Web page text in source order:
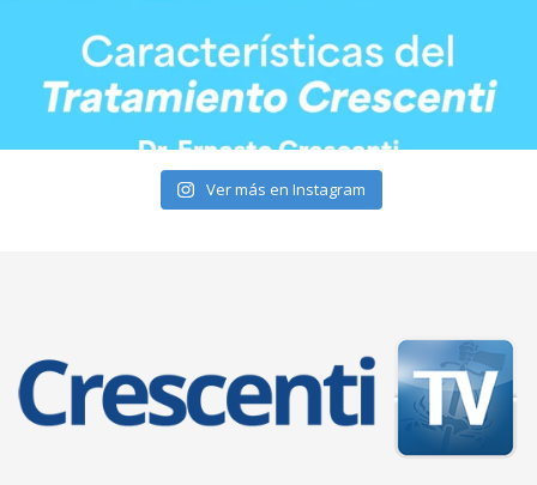
Ver más en Instagram